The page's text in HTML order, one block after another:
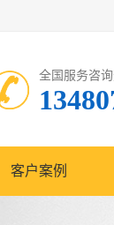
全国服务咨
客户案例